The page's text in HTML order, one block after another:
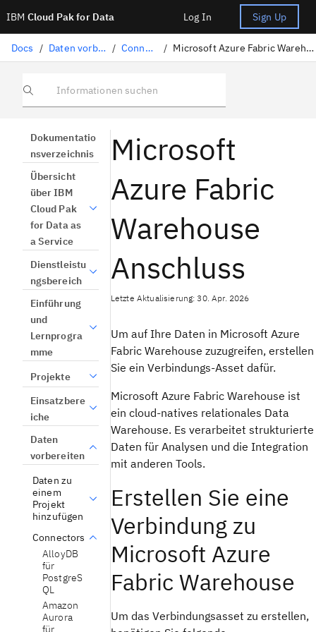
IBM Cloud Pak for Data Log In Sign Up
Docs / Daten vorbereiten / Connectors / Microsoft Azure Fabric Warehouse Anschluss
Informationen suchen
Dokumentatio
nsverzeichnis
Übersicht
über IBM
Cloud Pak
for Data as
a Service
Dienstleistu
ngsbereich
Einführung
und
Lernprogra
mme
Projekte
Einsatzbere
iche
Daten
vorbereiten
Daten zu
einem
Projekt
hinzufügen
Connectors
AlloyDB
für
PostgreS
QL
Amazon
Aurora
für
Microsoft
Azure Fabric
Warehouse
Anschluss
Letzte Aktualisierung: 30. Apr. 2026
Um auf Ihre Daten in Microsoft Azure
Fabric Warehouse zuzugreifen, erstellen
Sie ein Verbindungs-Asset dafür.
Microsoft Azure Fabric Warehouse ist
ein cloud-natives relationales Data
Warehouse. Es verarbeitet strukturierte
Daten für Analysen und die Integration
mit anderen Tools.
Erstellen Sie eine
Verbindung zu
Microsoft Azure
Fabric Warehouse
Um das Verbindungsasset zu erstellen,